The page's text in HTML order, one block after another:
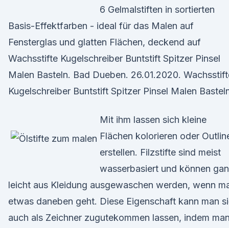
6 Gelmalstiften in sortierten
Basis-Effektfarben - ideal für das Malen auf
Fensterglas und glatten Flächen, deckend auf
Wachsstifte Kugelschreiber Buntstift Spitzer Pinsel
Malen Basteln. Bad Dueben. 26.01.2020.
Kugelschreiber Buntstift Spitzer Pinsel Malen
Mit ihm lassen sich kleine
Flächen kolorieren oder
erstellen. Filzstifte sind meist
wasserbasiert und können
leicht aus Kleidung ausgewaschen werden, wenn
etwas daneben geht. Diese Eigenschaft kann man
auch als Zeichner zugutekommen lassen, indem man